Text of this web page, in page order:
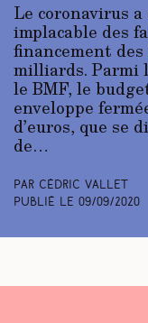
Le coronavirus
implacable des
financement
milliards. Parmi
le BMF, le
enveloppe
d’euros, que se
de…
Par Cédric Vallet
Publié le 09/09/2020